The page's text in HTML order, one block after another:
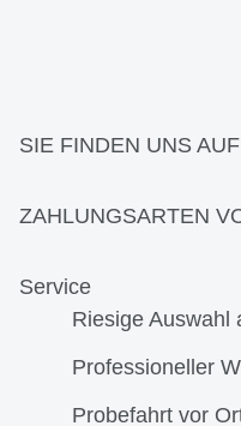
SIE FINDEN UNS AUF
ZAHLUNGSARTEN
Service
Riesige Auswahl
Professioneller
Probefahrt vor